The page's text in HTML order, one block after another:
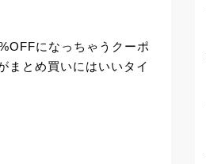
になっちゃうクーポ
まとめ買いにはいいタイ